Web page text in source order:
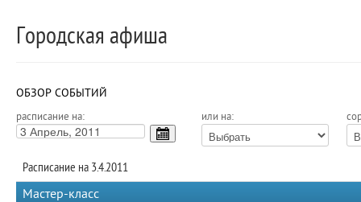
Городская афиша
ОБЗОР СОБЫТИЙ
расписание на: или на:
Расписание на 3.4.2011
Мастер-класс